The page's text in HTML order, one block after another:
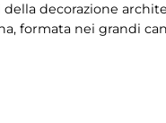
decorazione
formata nei grandi